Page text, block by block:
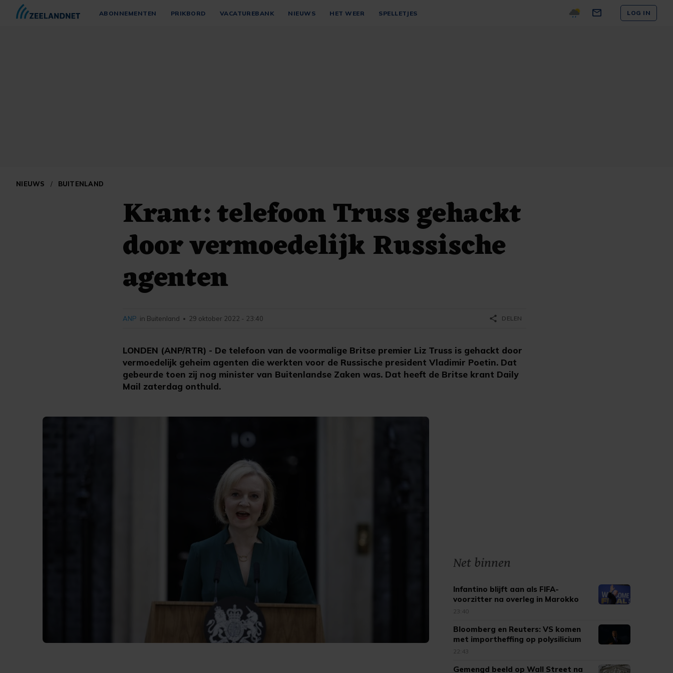
ABONNEMENTEN PRIKBORD VACATUREBANK NIEUWS HET WEER SPELLETJES LOG IN
NIEUWS / BUITENLAND
Krant: telefoon Truss gehackt
door vermoedelijk Russische
agenten
LONDEN (ANP/RTR) - De telefoon van de voormalige Britse premier Liz Truss is gehackt door
vermoedelijk geheim agenten die werkten voor de Russische president Vladimir Poetin. Dat
gebeurde toen zij nog minister van Buitenlandse Zaken was. Dat heeft de Britse krant Daily
Mail zaterdag onthuld.
ANP in Buitenland • 29 oktober 2022 - 23:40 share DELEN
Net binnen
Infantino blijft aan als FIFA-
voorzitter na overleg in Marokko
23:40
Bloomberg en Reuters: VS komen
met importheffing op polysilicium
22:43
Gemengd beeld op Wall Street na